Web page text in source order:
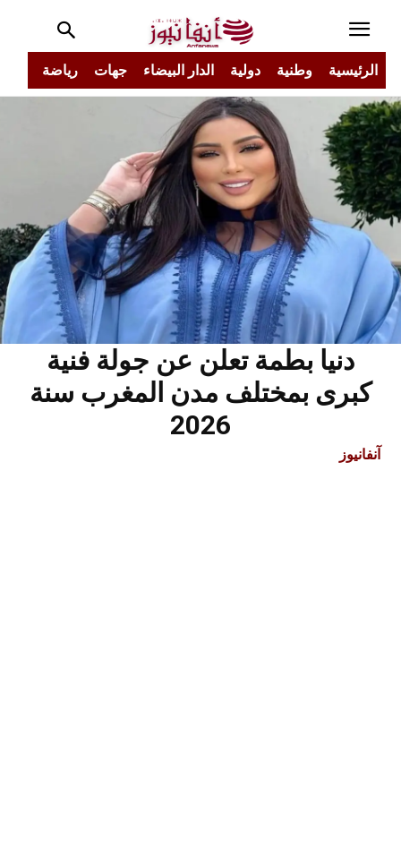
الرئيسية وطنية دولية الدار البيضاء جهات رياضة
دنيا بطمة تعلن عن جولة فنية
كبرى بمختلف مدن المغرب سنة
2026
آنفانيوز